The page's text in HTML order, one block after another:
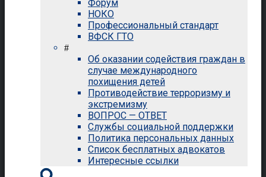
Форум
НОКО
Профессиональный стандарт
ВФСК ГТО
#
Об оказании содействия граждан в
случае международного
похищения детей
Противодействие терроризму и
экстремизму
ВОПРОС — ОТВЕТ
Службы социальной поддержки
Политика персональных данных
Список бесплатных адвокатов
Интересные ссылки